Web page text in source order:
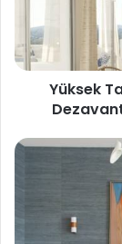
Yüksek